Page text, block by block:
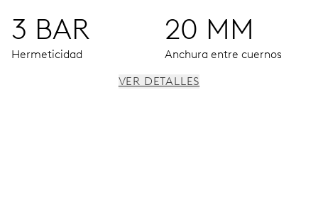
3 BAR
Hermeticidad
20 MM
Anchura entre cuernos
VER DETALLES